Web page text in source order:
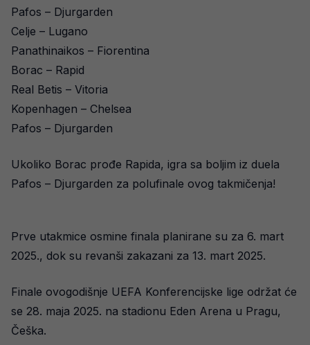
Pafos – Djurgarden
Celje – Lugano
Panathinaikos – Fiorentina
Borac – Rapid
Real Betis – Vitoria
Kopenhagen – Chelsea
Pafos – Djurgarden
Ukoliko Borac prođe Rapida, igra sa boljim iz duela
Pafos – Djurgarden za polufinale ovog takmičenja!
Prve utakmice osmine finala planirane su za 6. mart
2025., dok su revanši zakazani za 13. mart 2025.
Finale ovogodišnje UEFA Konferencijske lige održat će
se 28. maja 2025. na stadionu Eden Arena u Pragu,
Češka.